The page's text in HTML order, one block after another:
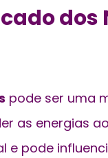
dos
pode ser uma
as energias
e pode